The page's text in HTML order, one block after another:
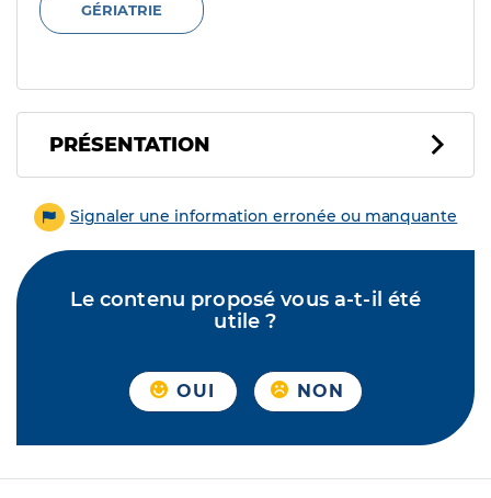
GÉRIATRIE
PRÉSENTATION
Signaler une information erronée ou manquante
Le contenu proposé vous a-t-il été
utile ?
OUI NON